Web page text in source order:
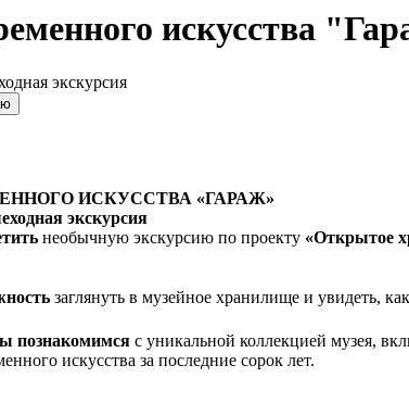
искусства
экскурсия
ИСКУССТВА «ГАРАЖ»
экскурсия
необычную экскурсию по проекту «Открытое
заглянуть в музейное хранилище и увидеть,
познакомимся с уникальной коллекцией музея,
искусства за последние сорок лет.